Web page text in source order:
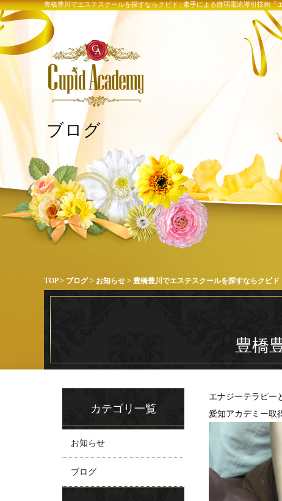
豊橋豊川でエステスクールを探すならクピド | 素手による微弱電流導引技術
ブログ
TOP> ブログ> お知らせ > 豊橋豊川でエステスクールを探すならクピド
豊橋
エナジーテラピー
愛知アカデミー取
カテゴリ一覧
お知らせ
ブログ